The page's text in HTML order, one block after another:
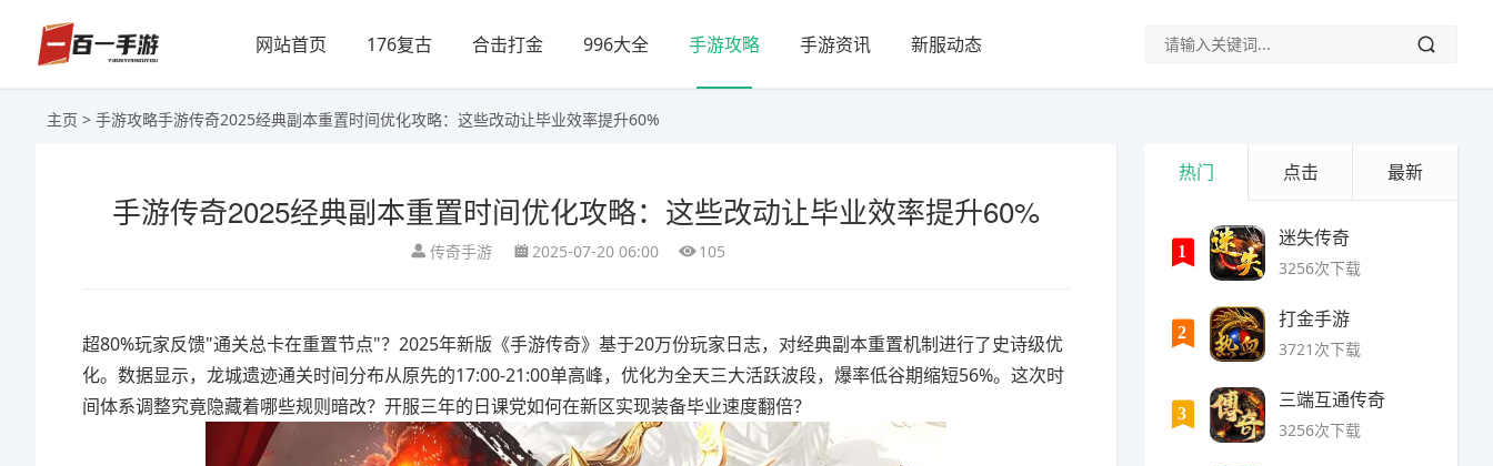
网站首页 176复古 合击打金 996大全 手游攻略 手游资讯 新服动态
主页 > 手游攻略手游传奇2025经典副本重置时间优化攻略：这些改动让毕业效率提升60%
手游传奇2025经典副本重置时间优化攻略：这些改动让毕业效率提升60%
传奇手游 2025-07-20 06:00 105
超80%玩家反馈"通关总卡在重置节点"？2025年新版《手游传奇》基于20万份玩家日志，对经典副本重置机制进行了史诗级优
化。数据显示，龙城遗迹通关时间分布从原先的17:00-21:00单高峰，优化为全天三大活跃波段，爆率低谷期缩短56%。这次时
间体系调整究竟隐藏着哪些规则暗改？开服三年的日课党如何在新区实现装备毕业速度翻倍？
热门 点击 最新
1
迷失传奇
3256次下载
2
打金手游
3721次下载
3
三端互通传奇
3256次下载